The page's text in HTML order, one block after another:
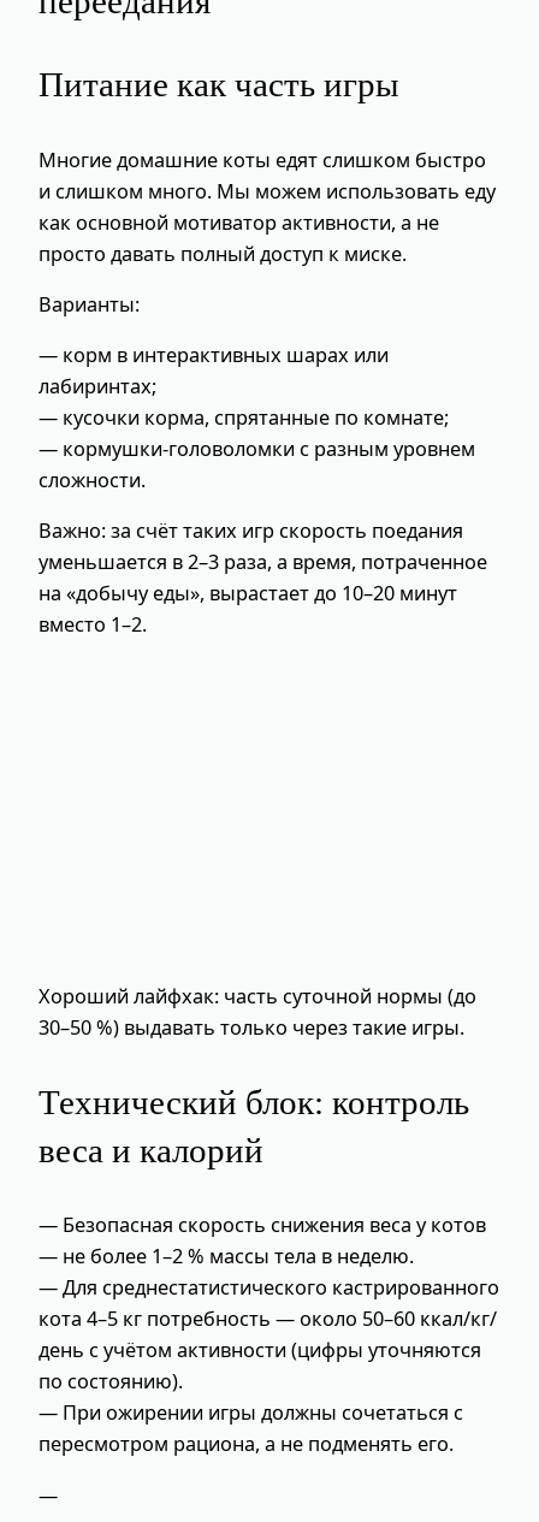
Питание как часть игры
Многие домашние коты едят слишком быстро
и слишком много. Мы можем использовать еду
как основной мотиватор активности, а не
просто давать полный доступ к миске.
Варианты:
— корм в интерактивных шарах или
лабиринтах;
— кусочки корма, спрятанные по комнате;
— кормушки‑головоломки с разным уровнем
сложности.
Важно: за счёт таких игр скорость поедания
уменьшается в 2–3 раза, а время, потраченное
на «добычу еды», вырастает до 10–20 минут
вместо 1–2.
Хороший лайфхак: часть суточной нормы (до
30–50 %) выдавать только через такие игры.
Технический блок: контроль
веса и калорий
— Безопасная скорость снижения веса у котов
— не более 1–2 % массы тела в неделю.
— Для среднестатистического кастрированного
кота 4–5 кг потребность — около 50–60 ккал/кг/
день с учётом активности (цифры уточняются
по состоянию).
— При ожирении игры должны сочетаться с
пересмотром рациона, а не подменять его.
—